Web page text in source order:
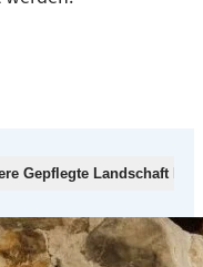
Gepflegte Landschaft